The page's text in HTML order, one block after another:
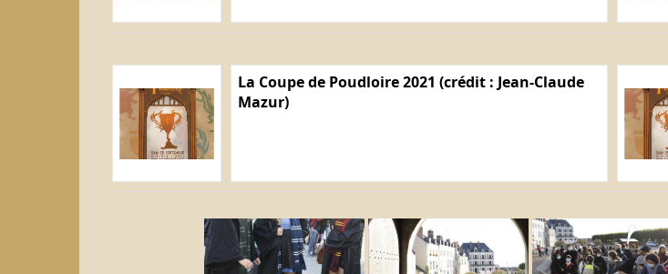
La Coupe de Poudloire 2021 (crédit : Jean-Claude
Mazur)